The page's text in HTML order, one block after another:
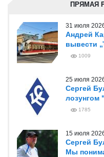
ПРЯМАЯ
31 июля
Андрей
вывести
1009
25 июля
Сергей
лозунгом
1785
15 июля
Сергей
Мы